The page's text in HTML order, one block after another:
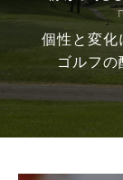
個性と変化
ゴルフの